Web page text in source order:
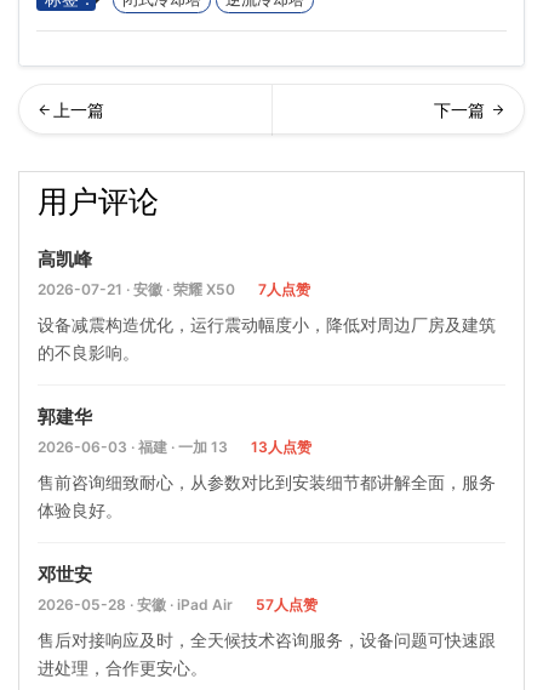
用户评论
高凯峰
2026-07-21 · 安徽 · 荣耀 X50 7人点赞
设备减震构造优化，运行震动幅度小，降低对周边厂房及建筑
的不良影响。
郭建华
2026-06-03 · 福建 · 一加 13 13人点赞
售前咨询细致耐心，从参数对比到安装细节都讲解全面，服务
体验良好。
邓世安
2026-05-28 · 安徽 · iPad Air 57人点赞
售后对接响应及时，全天候技术咨询服务，设备问题可快速跟
进处理，合作更安心。